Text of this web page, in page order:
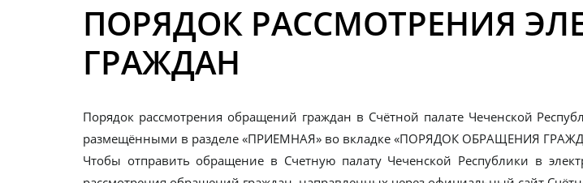
ПОРЯДОК РАССМОТРЕНИЯ
ГРАЖДАН
Порядок рассмотрения обращений граждан в Счётной палате Чеченской
размещёнными в разделе «ПРИЕМНАЯ» во вкладке «ПОРЯДОК ОБРАЩЕНИЯ
Чтобы отправить обращение в Счетную палату Чеченской Республики в